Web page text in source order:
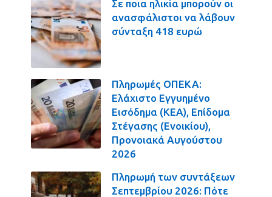
Σε ποια ηλικία μπορούν οι
ανασφάλιστοι να λάβουν
σύνταξη 418 ευρώ
Πληρωμές ΟΠΕΚΑ:
Ελάχιστο Εγγυημένο
Εισόδημα (ΚΕΑ), Επίδομα
Στέγασης (Ενοικίου),
Προνοιακά Αυγούστου
2026
Πληρωμή των συντάξεων
Σεπτεμβρίου 2026: Πότε